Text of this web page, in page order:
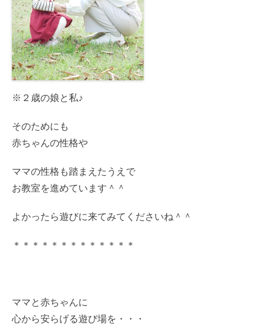
※２歳の娘と私♪
そのためにも
赤ちゃんの性格や
ママの性格も踏まえたうえで
お教室を進めています＾＾
よかったら遊びに来てみてくださいね＾＾
＊＊＊＊＊＊＊＊＊＊＊＊＊
ママと赤ちゃんに
心から安らげる遊び場を・・・